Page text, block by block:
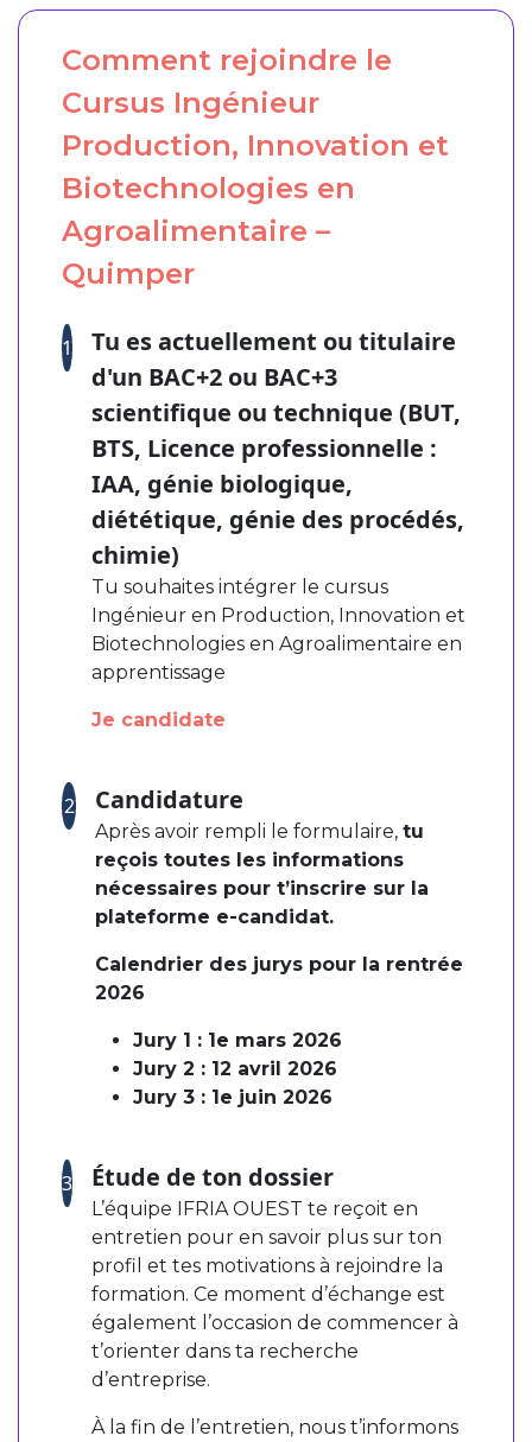
Comment rejoindre le
Cursus Ingénieur
Production, Innovation et
Biotechnologies en
Agroalimentaire –
Quimper
1
Tu es actuellement ou titulaire
d'un BAC+2 ou BAC+3
scientifique ou technique (BUT,
BTS, Licence professionnelle :
IAA, génie biologique,
diététique, génie des procédés,
chimie)
Tu souhaites intégrer le cursus
Ingénieur en Production, Innovation et
Biotechnologies en Agroalimentaire en
apprentissage
Je candidate
2 Candidature
Après avoir rempli le formulaire,tu
reçois toutes les informations
nécessaires pour t’inscrire sur la
plateforme e-candidat.
Calendrier des jurys pour la rentrée
2026
Jury 1 : 1e mars 2026
Jury 2 : 12 avril 2026
Jury 3 : 1e juin 2026
3 Étude de ton dossier
L’équipe IFRIA OUEST te reçoit en
entretien pour en savoir plus sur ton
profil et tes motivations à rejoindre la
formation. Ce moment d’échange est
également l’occasion de commencer à
t’orienter dans ta recherche
d’entreprise.
À la fin de l’entretien, nous t’informons